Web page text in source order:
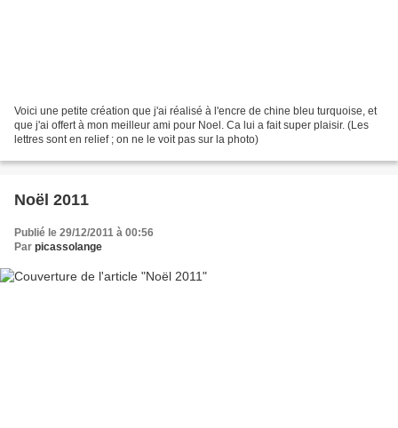
Voici une petite création que j'ai réalisé à l'encre de chine bleu turquoise, et
que j'ai offert à mon meilleur ami pour Noel. Ca lui a fait super plaisir. (Les
lettres sont en relief ; on ne le voit pas sur la photo)
Noël 2011
Publié le 29/12/2011 à 00:56
Par picassolange